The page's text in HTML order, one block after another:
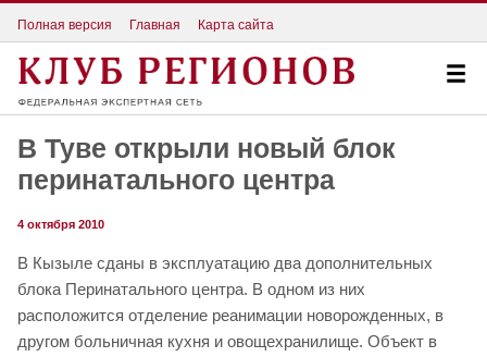
Полная версия Главная Карта сайта
В Туве открыли новый блок
перинатального центра
4 октября 2010
В Кызыле сданы в эксплуатацию два дополнительных
блока Перинатального центра. В одном из них
расположится отделение реанимации новорожденных, в
другом больничная кухня и овощехранилище. Объект в